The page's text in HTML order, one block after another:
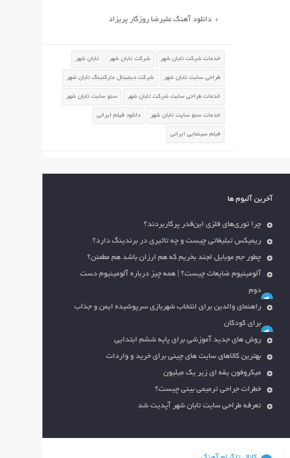
دانلود آهنگ علیرضا روزگار پریزاد
خدمات شرکت تابان شهر شرکت تابان شهر تابان شهر
طراحی سایت تابان شهر شرکت دیجیتال مارکتینگ تابان شهر
خدمات طراحی سایت شرکت تابان شهر سئو سایت تابان شهر
خدمات سئو سایت تابان شهر دانلود فیلم ایرانی
فیلم سینمایی ایرانی
آخرین آلبوم ها
چرا توری‌های فلزی این‌قدر پرکاربردند؟
ریمیکس تبلیغاتی چیست و چه تاثیری در برندینگ دارد؟
چطور جم موبایل لجند بخریم که هم ارزان باشد هم مطمئن؟
آلومینیوم ضایعات چیست؟ | همه چیز درباره آلومینیوم دست
دوم
راهنمای والدین برای انتخاب شهربازی سرپوشیده ایمن و جذاب
برای کودکان
روش های جدید آموزشی برای پایه ششم ابتدایی
بهترین کالاهای سایت های چینی برای خرید و واردات
میکروفون یقه ای زیر یک میلیون
خطرات جراحی ترمیمی بینی چیست؟
تعرفه طراحی سایت تابان شهر آپدیت شد